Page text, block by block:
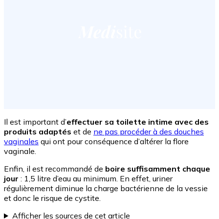
Il est important d’effectuer sa toilette intime avec des
produits adaptés et de ne pas procéder à des douches
vaginales qui ont pour conséquence d’altérer la flore
vaginale.
Enfin, il est recommandé de boire suffisamment chaque
jour : 1,5 litre d’eau au minimum. En effet, uriner
régulièrement diminue la charge bactérienne de la vessie
et donc le risque de cystite.
Afficher les sources de cet article